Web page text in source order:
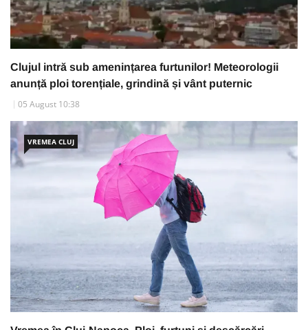
Clujul intră sub amenințarea furtunilor! Meteorologii
anunță ploi torențiale, grindină și vânt puternic
05 August 10:38
VREMEA CLUJ